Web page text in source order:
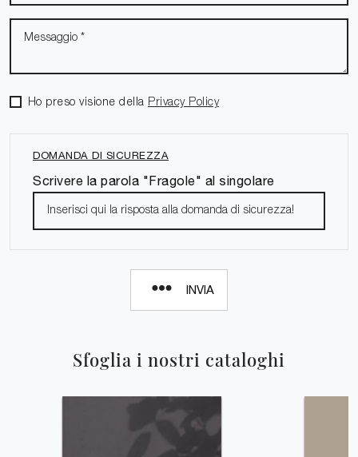
Sfoglia i nostri cataloghi
Ho preso visione della Privacy Policy
DOMANDA DI SICUREZZA
Scrivere la parola "Fragole" al singolare
INVIA